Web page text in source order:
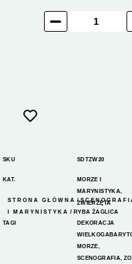
SKU SDTZW20
KAT.
MORZE I
MARYNISTYKA,
ZWIERZĘTA
TAGI
DEKORACJA
MORZE,
SCENOGRAFIA,
STRONA GŁÓWNA /
I MARYNISTYKA / RYBA ŻAGLICA